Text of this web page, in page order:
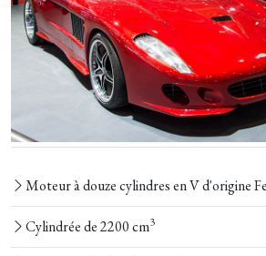
Moteur à douze cylindres en V d'origine
Cylindrée de 2200 cm3